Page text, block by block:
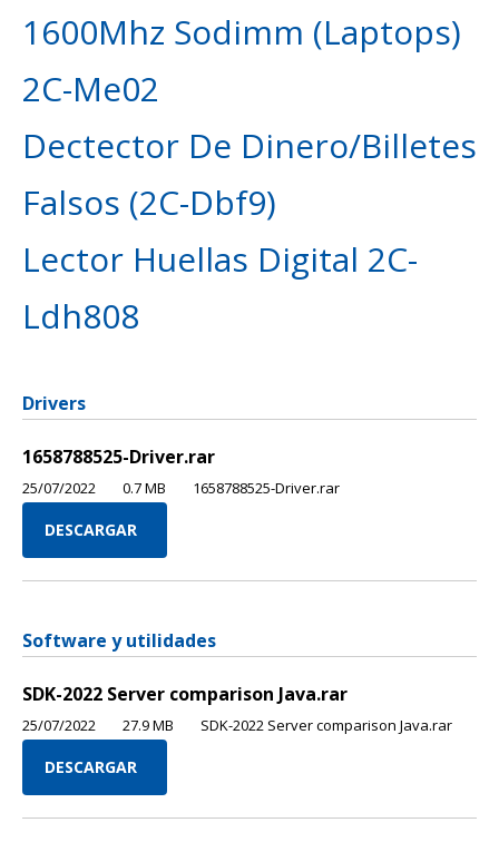
1600Mhz Sodimm (Laptops)
2C-Me02
Dectector De Dinero/Billetes
Falsos (2C-Dbf9)
Lector Huellas Digital 2C-
Ldh808
Drivers
1658788525-Driver.rar
25/07/2022 0.7 MB 1658788525-Driver.rar
DESCARGAR
Software y utilidades
SDK-2022 Server comparison Java.rar
25/07/2022 27.9 MB SDK-2022 Server comparison Java.rar
DESCARGAR